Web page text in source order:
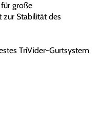
große
zur Stabilität des
TriVider-Gurtsystem